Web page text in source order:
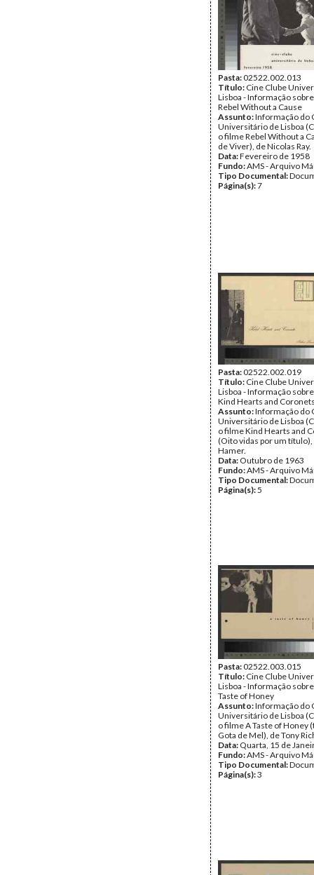
Pasta:02522.002.013
Título: Cine Clube
Lisboa - Informação
Rebel Without a Cause
Assunto:Informação do
Universitário de Lisboa
o filme Rebel Without a
de Viver), de Nicolas Ray.
Data:Fevereiro de 1958
Fundo:AMS - Arquivo
Tipo Documental:
Página(s):7
Pasta:02522.002.019
Título: Cine Clube
Lisboa - Informação
Kind Hearts and
Assunto:Informação do
Universitário de Lisboa
o filme Kind Hearts and
(Oito vidas por um título),
Hamer.
Data: Outubro de 1963
Fundo:AMS - Arquivo
Tipo Documental:
Página(s):5
Pasta:02522.003.015
Título: Cine Clube
Lisboa - Informação
Taste of Honey
Assunto:Informação do
Universitário de Lisboa
o filme A Taste of Honey
Gota de Mel), de Tony
Data: Quarta, 15 de
Fundo:AMS - Arquivo
Tipo Documental:
Página(s):3